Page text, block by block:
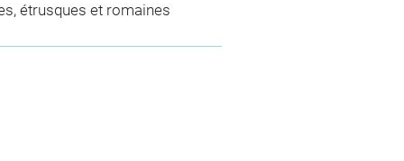
étrusques et romaines